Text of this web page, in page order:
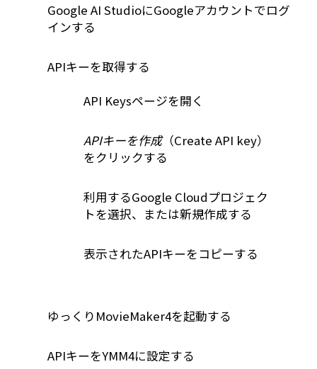
Google AI StudioにGoogleアカウントでログ
インする
APIキーを取得する
API Keysページを開く
APIキーを作成（Create API key）
をクリックする
利用するGoogle Cloudプロジェク
トを選択、または新規作成する
表示されたAPIキーをコピーする
ゆっくりMovieMaker4を起動する
APIキーをYMM4に設定する